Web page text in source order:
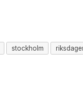
stockholm